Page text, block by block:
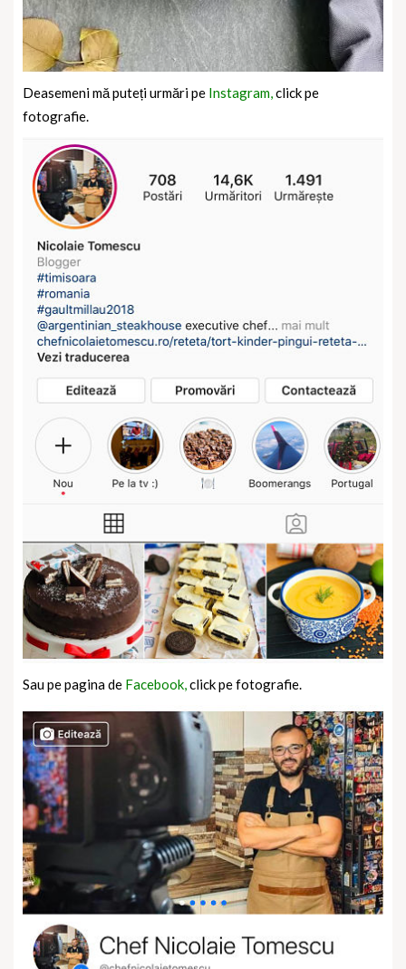
Deasemeni mă puteți urmări pe Instagram,click pe
fotografie.
Sau pe pagina de Facebook,click pe fotografie.